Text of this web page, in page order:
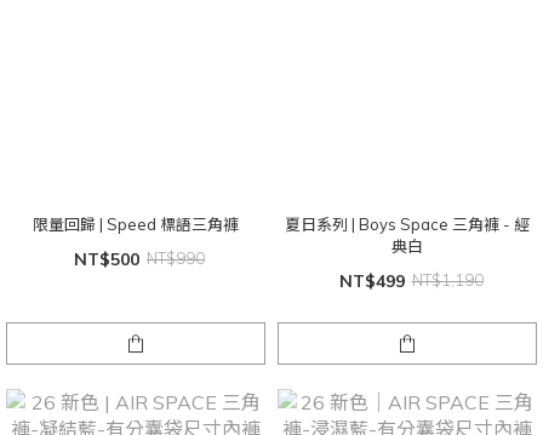
限量回歸 | Speed 標語三角褲
NT$500 NT$990
夏日系列 | Boys Space 三角褲 - 經
典白
NT$499 NT$1,190